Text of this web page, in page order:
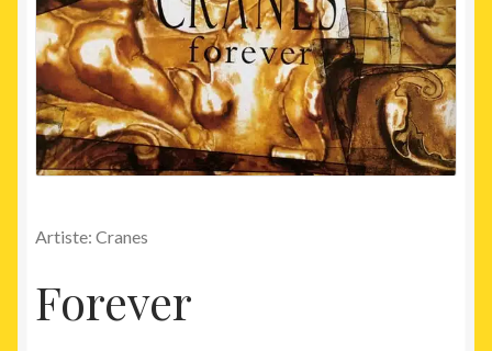
Artiste: Cranes
Forever